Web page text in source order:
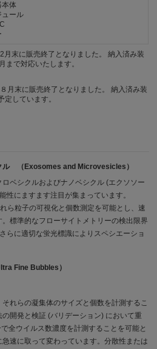
本体
ュール
末に販売終了となりました。 納入済み装
まで対応いたします。
月末に販売終了となりました。 納入済み装
しています。
ル （Exosomes and Microvesicles）
ベシクルおよびナノベシクル (エクソソー
性にますます注目が集まっています。
ら粒子の可視化と個数測定を可能とし、速
標準的なフローサイトメトリーの検出限界
らに適切な蛍光標識によりスペシエーショ
Fine Bubbles）
れらの凝集体のサイズと個数を計測するこ
開発と検証 (バリデーション) において重
全ウイルス数濃度を計測することを可能と
速に取って変わっています。分散性または